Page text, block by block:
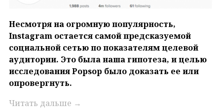
Несмотря на огромную популярность,
Instagram остается самой предсказуемой
социальной сетью по показателям целевой
аудитории. Это была наша гипотеза, и целью
исследования Popsop было доказать ее или
опровергнуть.
Читать дальше →